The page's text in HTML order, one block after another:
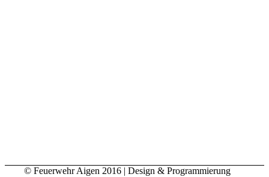
© Feuerwehr Aigen 2016 | Design & Programmierung